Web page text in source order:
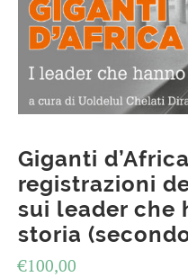
Giganti
registrazioni
sui leader che
storia
€100,00